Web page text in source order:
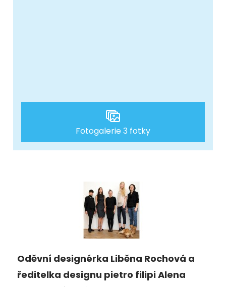
Fotogalerie 3 fotky
Oděvní designérka Liběna Rochová a
ředitelka designu pietro filipi Alena